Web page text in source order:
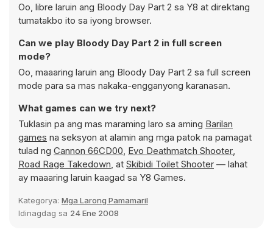
Oo, libre laruin ang Bloody Day Part 2 sa Y8 at direktang
tumatakbo ito sa iyong browser.
Can we play Bloody Day Part 2 in full screen
mode?
Oo, maaaring laruin ang Bloody Day Part 2 sa full screen
mode para sa mas nakaka-engganyong karanasan.
What games can we try next?
Tuklasin pa ang mas maraming laro sa aming Barilan
games na seksyon at alamin ang mga patok na pamagat
tulad ng Cannon 66CD00, Evo Deathmatch Shooter,
Road Rage Takedown, at Skibidi Toilet Shooter — lahat
ay maaaring laruin kaagad sa Y8 Games.
Kategorya: Mga Larong Pamamaril
Idinagdag sa 24 Ene 2008